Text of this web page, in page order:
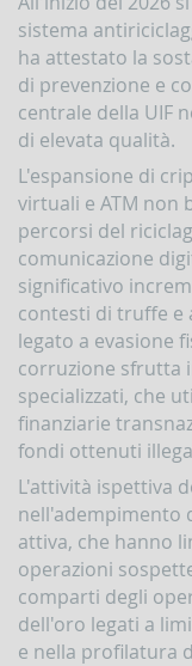
Contrasto
all'attività
dei
Paesi
che
minacciano
la
pace
la
sicurezza
internazionale
Indicatori,
schemi
comunicazioni
inerenti
profili
di
anomalia
Criteri
per
la
gestione
delle
comunicazioni
rivolte
alla
sistema
ha attestato la
di prevenzione e
centrale della UIF
di elevata qualità.
L'espansione di
virtuali e ATM non
percorsi del
comunicazione
significativo
contesti di truffe e
legato a evasione
corruzione sfrutta
specializzati, che
finanziarie
fondi ottenuti
L'attività ispettiva
nell'adempimento
attiva, che hanno
operazioni
comparti degli
dell'oro legati a
e nella profilatura